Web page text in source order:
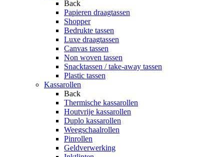
Back
Papieren draagtassen
Shopper
Bedrukte tassen
Luxe draagtassen
Canvas tassen
Non woven tassen
Snacktassen / take-away tassen
Plastic tassen
Kassarollen
Back
Thermische kassarollen
Houtvrije kassarollen
Duplo kassarollen
Weegschaalrollen
Pinrollen
Geldverwerking